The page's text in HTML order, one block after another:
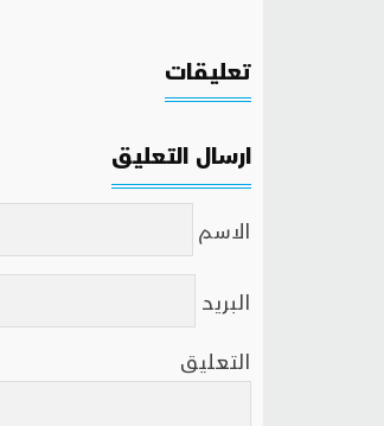
تعليقات
ارسال التعليق
الاسم
البريد
التعليق